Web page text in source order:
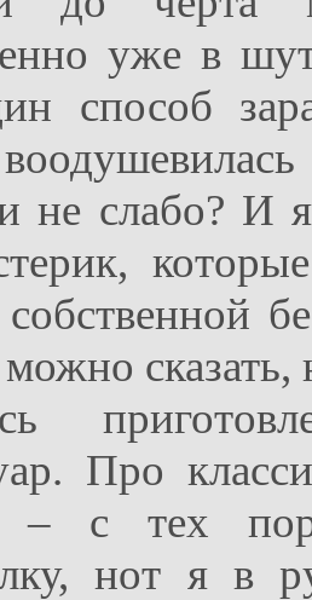
уже в
способ
не слабо? И
сказать,
Про
– с тех
нот я в